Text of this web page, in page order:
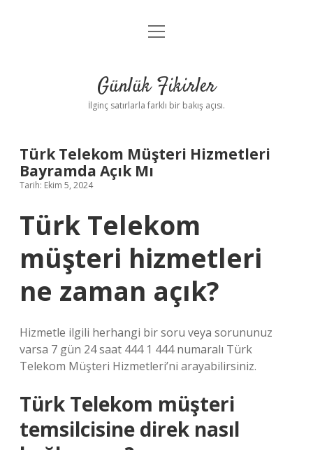
Anasayfa
Yasal Uyarı
menüyü
Günlük Fikirler
İlginç satırlarla farklı bir bakış açısı.
Türk Telekom Müşteri Hizmetleri
Bayramda Açık Mı
Tarih: Ekim 5, 2024
Türk Telekom
müşteri hizmetleri
ne zaman açık?
Hizmetle ilgili herhangi bir soru veya sorununuz
varsa 7 gün 24 saat 444 1 444 numaralı Türk
Telekom Müşteri Hizmetleri’ni arayabilirsiniz.
Türk Telekom müşteri
temsilcisine direk nasıl